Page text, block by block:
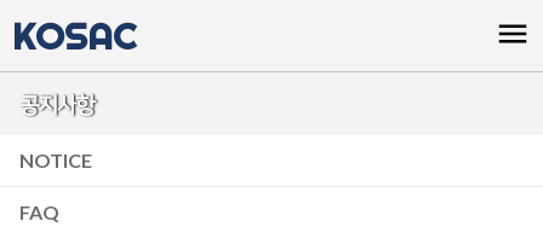
KOSAC menu
공지사항
NOTICE
FAQ